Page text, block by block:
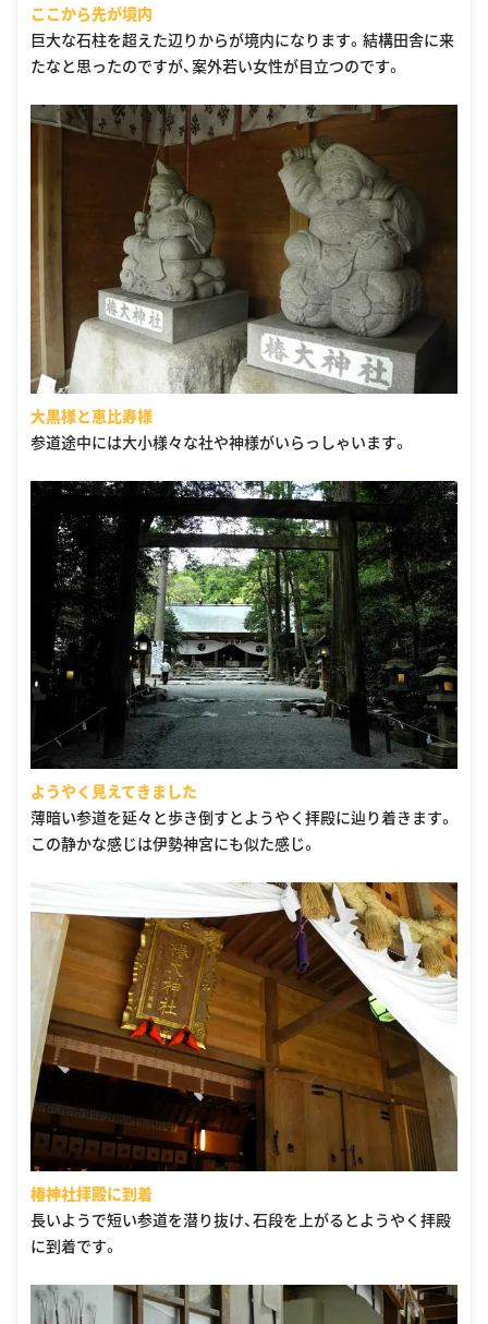
ここから先が境内
巨大な石柱を超えた辺りからが境内になります。結構田舎に来
たなと思ったのですが、案外若い女性が目立つのです。
大黒様と恵比寿様
参道途中には大小様々な社や神様がいらっしゃいます。
ようやく見えてきました
薄暗い参道を延々と歩き倒すとようやく拝殿に辿り着きます。
この静かな感じは伊勢神宮にも似た感じ。
椿神社拝殿に到着
長いようで短い参道を潜り抜け、石段を上がるとようやく拝殿
に到着です。